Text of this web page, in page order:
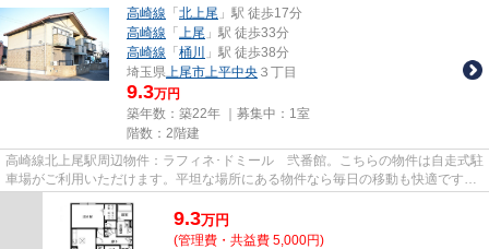
高崎線 「 北上尾 」駅 徒歩17分
高崎線 「 上尾 」駅 徒歩33分
高崎線 「 桶川
」駅 徒歩38分
埼玉県上尾市上平中央 ３丁目
9.3万円
築年数：築22年 ｜募集中： 1室
階数：2階建
高崎線北上尾駅周辺物件：ラフィネ･ドミール 弐番館。こちらの物件は自走式駐
車場がご利用いただけます。平坦な場所にある物件なら毎日の移動も快適です。
9.3万円
(管理費・共益費 5,000円)